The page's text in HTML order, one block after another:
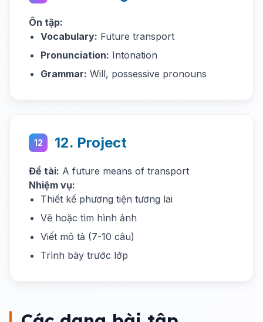
Ôn tập:
Vocabulary: Future transport
Pronunciation: Intonation
Grammar: Will, possessive pronouns
12 12. Project
Đề tài: A future means of transport
Nhiệm vụ:
Thiết kế phương tiện tương lai
Vẽ hoặc tìm hình ảnh
Viết mô tả (7-10 câu)
Trình bày trước lớp